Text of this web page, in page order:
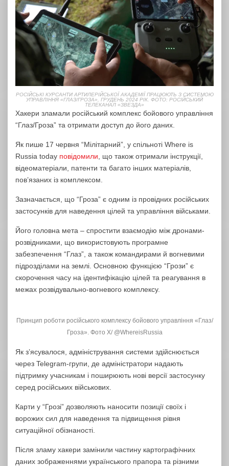
РОСІЙСЬКІ КУРСАНТИ АРТИЛЕРІЙСЬКОЇ АКАДЕМІЇ ПРАЦЮЮТЬ З СИСТЕМОЮ
УПРАВЛІННЯ «ГЛАЗ/ГРОЗА», ГРУДЕНЬ 2024 РІК. ФОТО: РОСІЙСЬКИЙ
ТЕЛЕКАНАЛ «ЗВЕЗДА»
Хакери зламали російський комплекс бойового управління
“Глаз/Гроза” та отримати доступ до його даних.
Як пише 17 червня “Мілітарний”, у спільноті Where is
Russia today повідомили , що також отримали інструкції,
відеоматеріали, патенти та багато інших матеріалів,
пов’язаних із комплексом.
Зазначається, що “Гроза” є одним із провідних російських
застосунків для наведення цілей та управління військами.
Його головна мета – спростити взаємодію між дронами-
розвідниками, що використовують програмне
забезпечення “Глаз”, а також командирами й вогневими
підрозділами на землі. Основною функцією “Грози” є
скорочення часу на ідентифікацію цілей та реагування в
межах розвідувально-вогневого комплексу.
Принцип роботи російського комплексу бойового управління «Глаз/
Гроза». Фото Х/ @WhereisRussia
Як з’ясувалося, адміністрування системи здійснюється
через Telegram-групи, де адміністратори надають
підтримку учасникам і поширюють нові версії застосунку
серед російських військових.
Карти у “Грозі” дозволяють наносити позиції своїх і
ворожих сил для наведення та підвищення рівня
ситуаційної обізнаності.
Після зламу хакери замінили частину картографічних
даних зображеннями українського прапора та різними